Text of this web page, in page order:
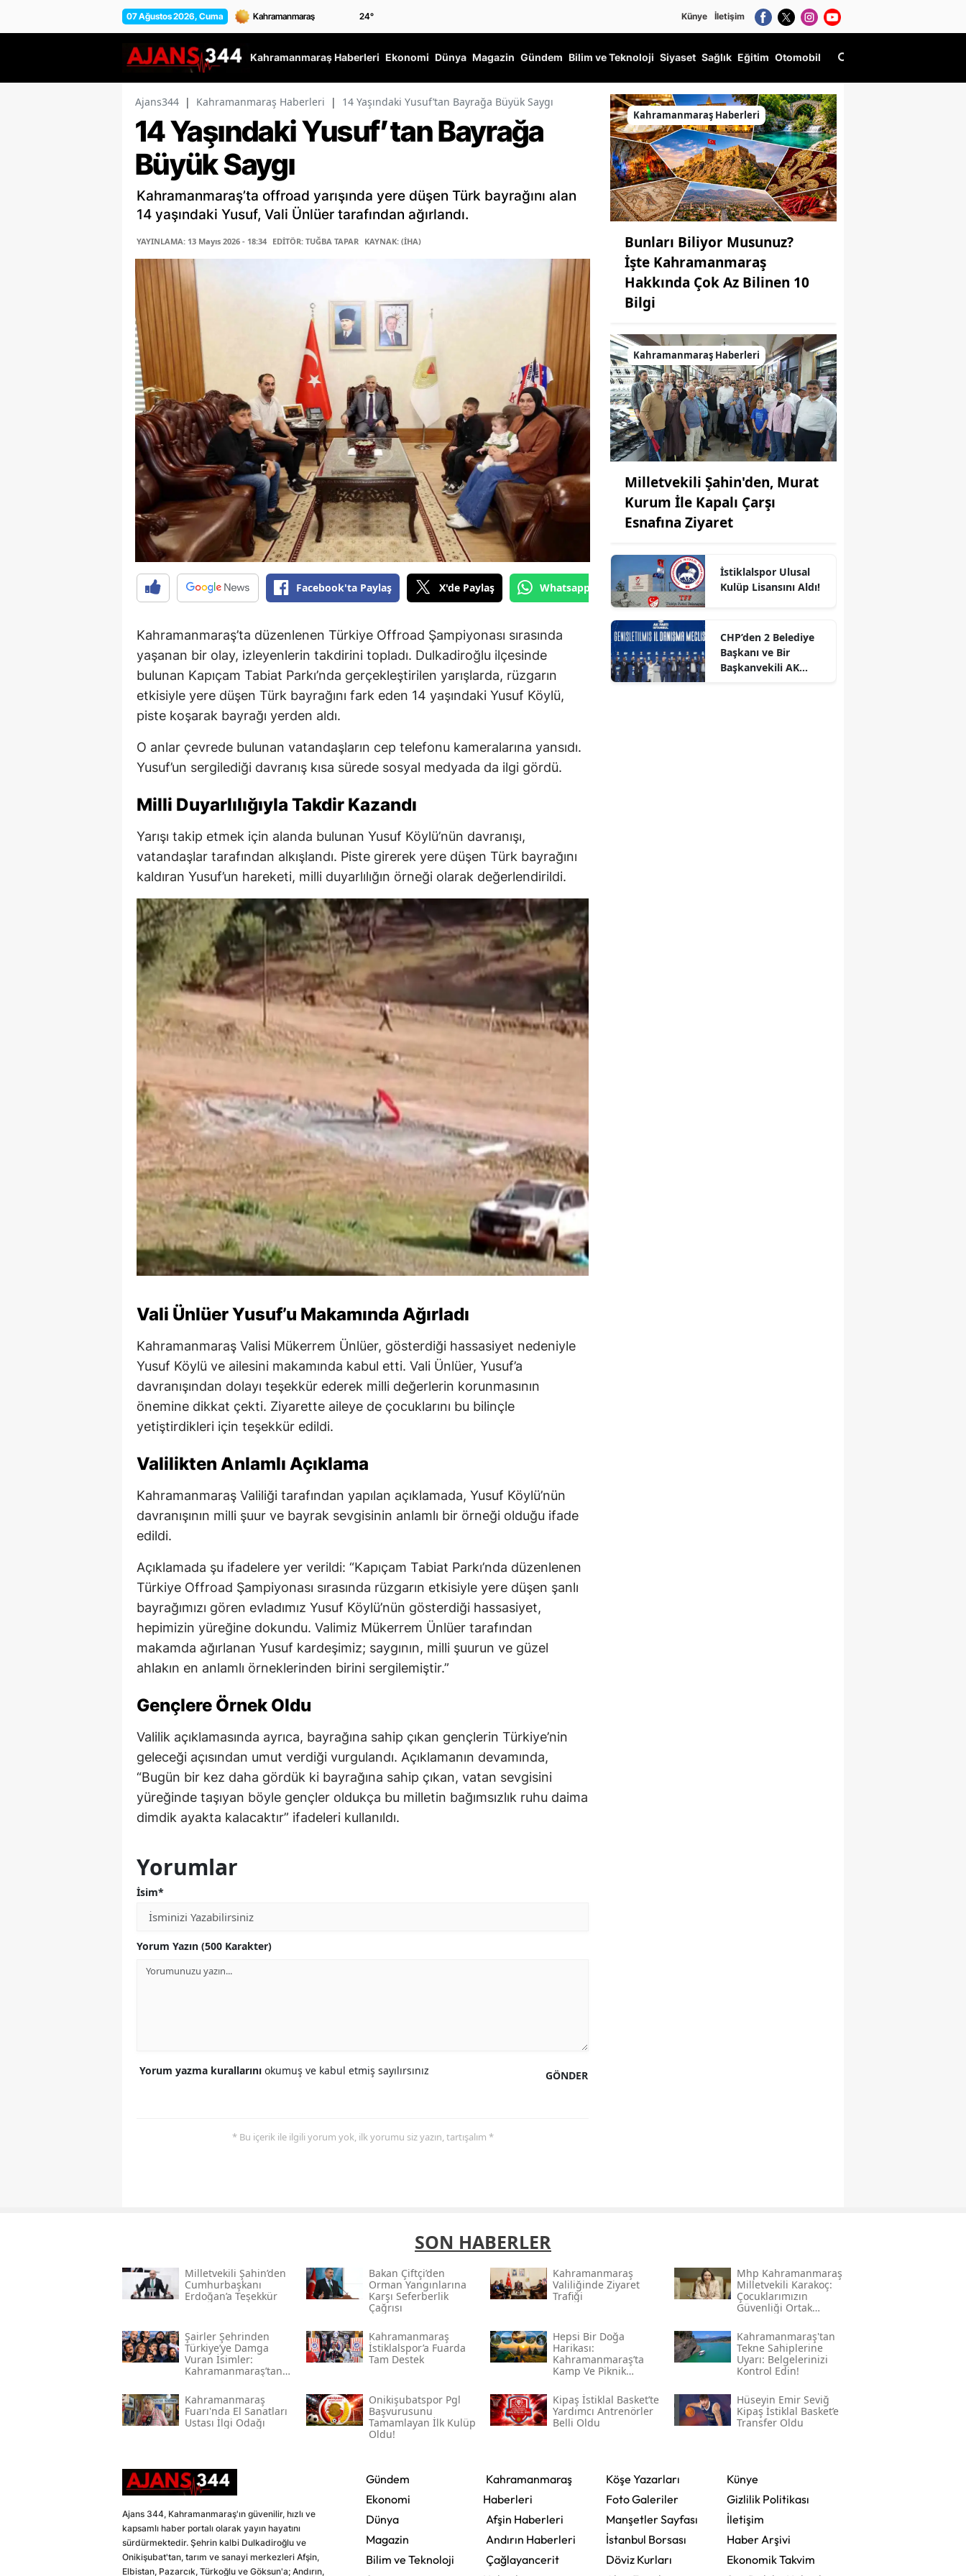
07 Ağustos 2026, Cuma 24° Künye İletişim
Kahramanmaraş Haberleri Ekonomi Dünya Magazin Gündem Bilim ve Teknoloji Siyaset Sağlık Eğitim Otomobil
Ajans344 | Kahramanmaraş Haberleri | 14 Yaşındaki Yusuf’tan Bayrağa Büyük Saygı
14 Yaşındaki Yusuf’tan Bayrağa
Büyük Saygı
Kahramanmaraş’ta offroad yarışında yere düşen Türk bayrağını alan
14 yaşındaki Yusuf, Vali Ünlüer tarafından ağırlandı.
YAYINLAMA: 13 Mayıs 2026 - 18:34 EDİTÖR: TUĞBA TAPAR KAYNAK: (İHA)
Facebook'ta Paylaş X'de Paylaş Whatsapp'tan Gönder
Kahramanmaraş’ta düzenlenen Türkiye Offroad Şampiyonası sırasında
yaşanan bir olay, izleyenlerin takdirini topladı. Dulkadiroğlu ilçesinde
bulunan Kapıçam Tabiat Parkı’nda gerçekleştirilen yarışlarda, rüzgarın
etkisiyle yere düşen Türk bayrağını fark eden 14 yaşındaki Yusuf Köylü,
piste koşarak bayrağı yerden aldı.
O anlar çevrede bulunan vatandaşların cep telefonu kameralarına yansıdı.
Yusuf’un sergilediği davranış kısa sürede sosyal medyada da ilgi gördü.
Milli Duyarlılığıyla Takdir Kazandı
Yarışı takip etmek için alanda bulunan Yusuf Köylü’nün davranışı,
vatandaşlar tarafından alkışlandı. Piste girerek yere düşen Türk bayrağını
kaldıran Yusuf’un hareketi, milli duyarlılığın örneği olarak değerlendirildi.
Vali Ünlüer Yusuf’u Makamında Ağırladı
Kahramanmaraş Valisi Mükerrem Ünlüer, gösterdiği hassasiyet nedeniyle
Yusuf Köylü ve ailesini makamında kabul etti. Vali Ünlüer, Yusuf’a
davranışından dolayı teşekkür ederek milli değerlerin korunmasının
önemine dikkat çekti. Ziyarette aileye de çocuklarını bu bilinçle
yetiştirdikleri için teşekkür edildi.
Valilikten Anlamlı Açıklama
Kahramanmaraş Valiliği tarafından yapılan açıklamada, Yusuf Köylü’nün
davranışının milli şuur ve bayrak sevgisinin anlamlı bir örneği olduğu ifade
edildi.
Açıklamada şu ifadelere yer verildi: “Kapıçam Tabiat Parkı’nda düzenlenen
Türkiye Offroad Şampiyonası sırasında rüzgarın etkisiyle yere düşen şanlı
bayrağımızı gören evladımız Yusuf Köylü’nün gösterdiği hassasiyet,
hepimizin yüreğine dokundu. Valimiz Mükerrem Ünlüer tarafından
makamda ağırlanan Yusuf kardeşimiz; saygının, milli şuurun ve güzel
ahlakın en anlamlı örneklerinden birini sergilemiştir.”
Gençlere Örnek Oldu
Valilik açıklamasında ayrıca, bayrağına sahip çıkan gençlerin Türkiye’nin
geleceği açısından umut verdiği vurgulandı. Açıklamanın devamında,
“Bugün bir kez daha gördük ki bayrağına sahip çıkan, vatan sevgisini
yüreğinde taşıyan böyle gençler oldukça bu milletin bağımsızlık ruhu daima
dimdik ayakta kalacaktır” ifadeleri kullanıldı.
Yorumlar
İsim*
Yorum Yazın (500 Karakter)
GÖNDER
Yorum yazma kurallarını okumuş ve kabul etmiş sayılırsınız
* Bu içerik ile ilgili yorum yok, ilk yorumu siz yazın, tartışalım *
Kahramanmaraş Haberleri
Bunları Biliyor Musunuz?
İşte Kahramanmaraş
Hakkında Çok Az Bilinen 10
Bilgi
Kahramanmaraş Haberleri
Milletvekili Şahin'den, Murat
Kurum İle Kapalı Çarşı
Esnafına Ziyaret
İstiklalspor Ulusal
Kulüp Lisansını Aldı!
CHP’den 2 Belediye
Başkanı ve Bir
Başkanvekili AK
SON HABERLER
Milletvekili Şahin’den
Cumhurbaşkanı
Erdoğan’a Teşekkür
Bakan Çiftçi’den
Orman Yangınlarına
Karşı Seferberlik
Çağrısı
Kahramanmaraş
Valiliğinde Ziyaret
Trafiği
Mhp Kahramanmaraş
Milletvekili Karakoç:
Çocuklarımızın
Güvenliği Ortak
Şairler Şehrinden
Türkiye’ye Damga
Vuran İsimler:
Kahramanmaraş’tan
Kahramanmaraş
İstiklalspor’a Fuarda
Tam Destek
Hepsi Bir Doğa
Harikası:
Kahramanmaraş’ta
Kamp Ve Piknik
Güzel Alanlar
Kahramanmaraş'tan
Tekne Sahiplerine
Uyarı: Belgelerinizi
Kontrol Edin!
Kahramanmaraş
Fuarı'nda El Sanatları
Ustası İlgi Odağı
Onikişubatspor Pgl
Başvurusunu
Tamamlayan İlk Kulüp
Oldu!
Kipaş İstiklal Basket’te
Yardımcı Antrenörler
Belli Oldu
Hüseyin Emir Seviğ
Kipaş İstiklal Basket’e
Transfer Oldu
Ajans 344, Kahramanmaraş'ın güvenilir, hızlı ve
kapsamlı haber portalı olarak yayın hayatını
sürdürmektedir. Şehrin kalbi Dulkadiroğlu ve
Onikişubat'tan, tarım ve sanayi merkezleri Afşin,
Elbistan, Pazarcık, Türkoğlu ve Göksun'a; Andırın,
Gündem
Ekonomi
Dünya
Magazin
Bilim ve Teknoloji
Kahramanmaraş
Haberleri
Afşin Haberleri
Andırın Haberleri
Çağlayancerit
Köşe Yazarları
Foto Galeriler
Manşetler Sayfası
İstanbul Borsası
Döviz Kurları
Künye
Gizlilik Politikası
İletişim
Haber Arşivi
Ekonomik Takvim